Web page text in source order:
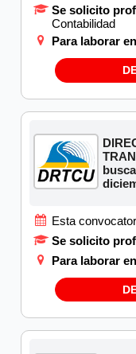
Se solicito
Contabilidad
Para laborar
Esta
Se solicito
Para laborar